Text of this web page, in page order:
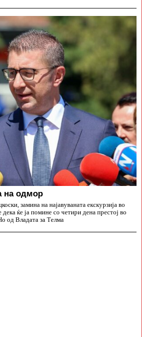
на одмор
замина на најавуваната екскурзија во
дека ќе ја помине со четири дена престој во
од Владата за Телма